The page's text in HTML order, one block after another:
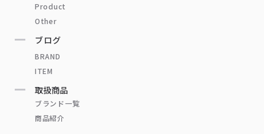
Product
Other
ブログ
BRAND
ITEM
取扱商品
ブランド一覧
商品紹介